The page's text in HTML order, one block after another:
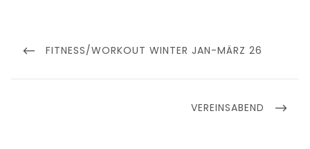
PREVIOUS
FITNESS/WORKOUT WINTER JAN-MÄRZ 26
NEXT
VEREINSABEND